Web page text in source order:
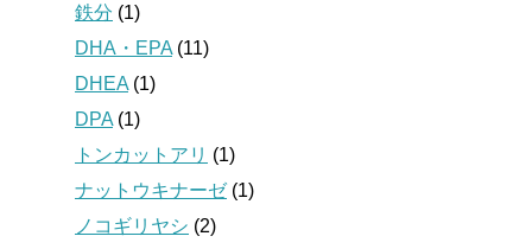
鉄分 (1)
DHA・EPA (11)
DHEA (1)
DPA (1)
トンカットアリ (1)
ナットウキナーゼ(1)
ノコギリヤシ (2)